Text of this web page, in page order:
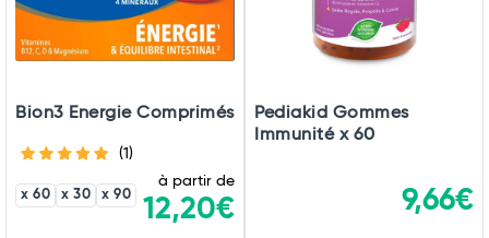
Bion3 Energie Comprimés
(1)
x 60 x 30 x 90
à partir de
12,20€
Pediakid Gommes
Immunité x 60
9,66€